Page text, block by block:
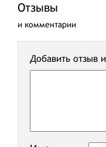
Отзывы
и комментарии
Добавить отзыв